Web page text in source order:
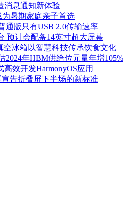
消息通知新体验
为暑期家庭亲子首选
通版只有USB 2.0传输速率
预计会配备14英寸超大屏幕
空冰箱以智慧科技传承饮食文化
年HBM供给位元量年增105%
效开发HarmonyOS应用
告折叠屏下半场的新标准